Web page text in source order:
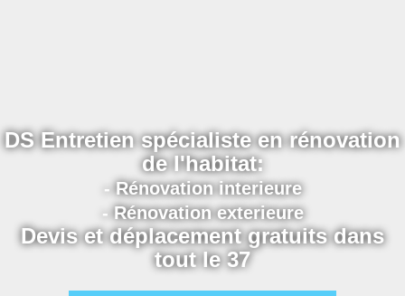
DS Entretien spécialiste en rénovation
de l'habitat:
- Rénovation interieure
- Rénovation exterieure
Devis et déplacement gratuits dans
tout le 37